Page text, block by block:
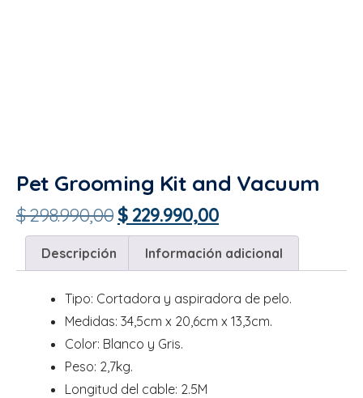
Pet Grooming Kit and Vacuum
$298.990,00 $ 229.990,00
Descripción Información adicional
Tipo: Cortadora y aspiradora de pelo.
Medidas: 34,5cm x 20,6cm x 13,3cm.
Color: Blanco y Gris.
Peso: 2,7kg.
Longitud del cable: 2.5M